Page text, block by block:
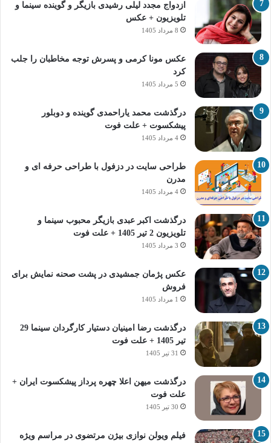
ازدواج مجدد لیلی رشیدی بازیگر و گوینده سینما و
تلویزیون + عکس
8 مرداد 1405
عکس مونا کرمی و پسرش توجه مخاطبان را جلب
کرد
5 مرداد 1405
درگذشت محمد یاراحمدی گوینده و دوبلور
پیشکسوت + علت فوت
4 مرداد 1405
طراحی سایت در دزفول با طراحی حرفه‌ ای و
مدرن
4 مرداد 1405
درگذشت اکبر عبدی بازیگر محبوب سینما و
تلویزیون 2 تیر 1405 + علت فوت
3 مرداد 1405
عکس پژمان جمشیدی در پشت صحنه نمایش برای
فروش
1 مرداد 1405
درگذشت رضا امینیان دستیار کارگردان سینما 29
تیر 1405 + علت فوت
31 تیر 1405
درگذشت میهن اعلا چهره پرداز پیشکسوت ایران +
علت فوت
30 تیر 1405
فیلم ویولن نوازی بیژن مرتضوی در مراسم ویژه